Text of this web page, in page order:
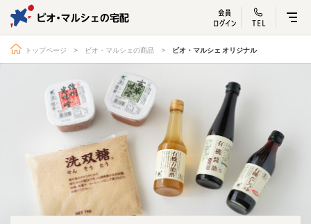
ビオ・マルシェ
宅配サービス紹介 有機野菜の
トップページ ビオ・マルシェの想い
宅配サービスについて 読みもの・NEWS
ビオ・マルシェの商品 ご利用ガイド
よくある質問 オーガニックって何
トップページ ビオ・マルシェの商品 ビオ・マルシェ オリジナル